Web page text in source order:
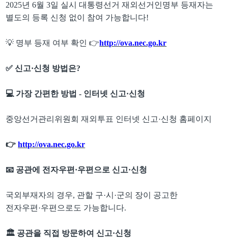
2025년6월3일 실시 대통령선거 재외선거인명부 등재자는
별도의 등록 신청 없이 참여 가능합니다!
💡 명부 등재 여부 확인👉http://ova.nec.go.kr
✅신고·신청 방법은?
💻 가장 간편한 방법- 인터넷 신고·신청
중앙선거관리위원회 재외투표 인터넷 신고·신청 홈페이지
👉http://ova.nec.go.kr
📧 공관에 전자우편 ·우편으로 신고·신청
국외부재자의 경우, 관할 구·시 ·군의 장이 공고한
전자우편 ·우편으로도 가능합니다.
🏛 공관을 직접 방문하여 신고·신청